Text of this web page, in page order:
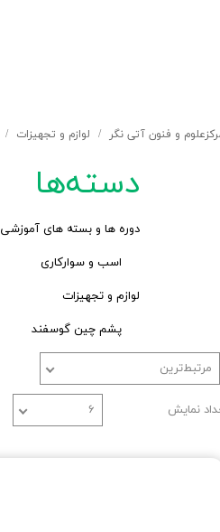
و فنون آتی نگر لوازم و تجهیزات
دسته‌ها
دوره ها و بسته های آموزشی
اسب و سوارکاری
لوازم و تجهیزات
پشم چین گوسفند
مرتبط‌ترین
نمایش ۶